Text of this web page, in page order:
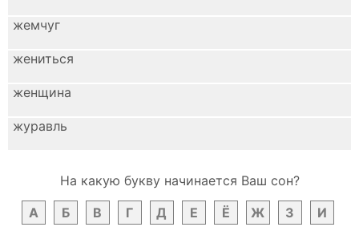
жемчуг
жениться
женщина
журавль
На какую букву начинается Ваш сон?
А
Б В Г Д Е Ё Ж З И